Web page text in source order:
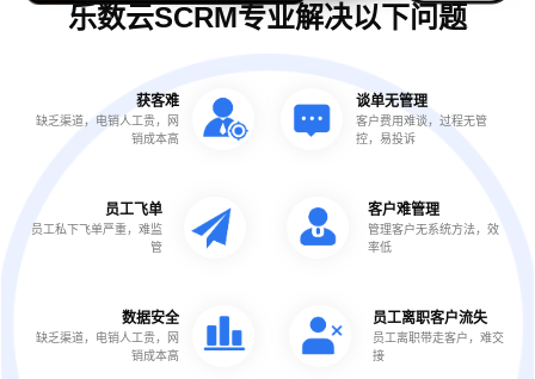
乐数云SCRM专业解决以下问题
获客难
缺乏渠道，电销人工贵，网
销成本高
员工飞单
员工私下飞单严重，难监
管
数据安全
缺乏渠道，电销人工贵，网
销成本高
谈单无管理
客户费用难谈，过程无管
控，易投诉
客户难管理
管理客户无系统方法，效
率低
员工离职客户流失
员工离职带走客户，难交
接